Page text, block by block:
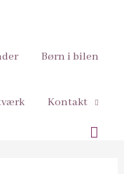
Børn i bilen
Kontakt
Søg